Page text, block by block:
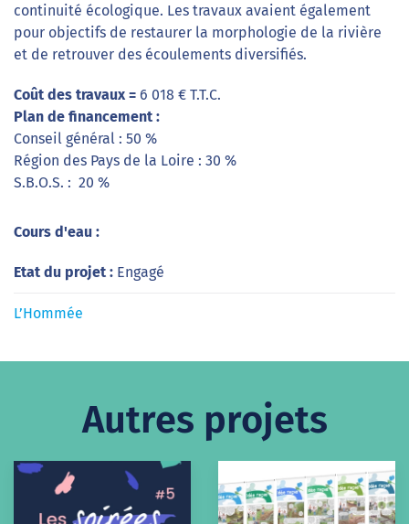
continuité écologique. Les travaux avaient également
pour objectifs de restaurer la morphologie de la rivière
et de retrouver des écoulements diversifiés.
Coût des travaux = 6 018 € T.T.C.
Plan de financement :
Conseil général : 50 %
Région des Pays de la Loire : 30 %
S.B.O.S. : 20 %
Cours d'eau :
Etat du projet : Engagé
L’Hommée
Autres projets